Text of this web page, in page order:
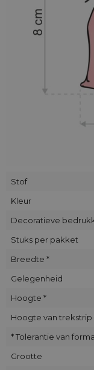
Stof
Kleur
Decoratieve
Stuks per pakket
Breedte *
Gelegenheid
Hoogte *
Hoogte van trekstrip
* Tolerantie van
Grootte